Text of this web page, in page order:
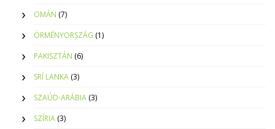
OMÁN (7)
ÖRMÉNYORSZÁG (1)
PAKISZTÁN (6)
SRÍ LANKA (3)
SZAÚD-ARÁBIA (3)
SZÍRIA (3)